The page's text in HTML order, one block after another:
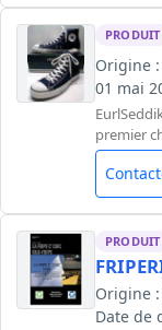
PRODUIT
Origine :
01 mai
premier
PRODUIT
Origine :
Date de